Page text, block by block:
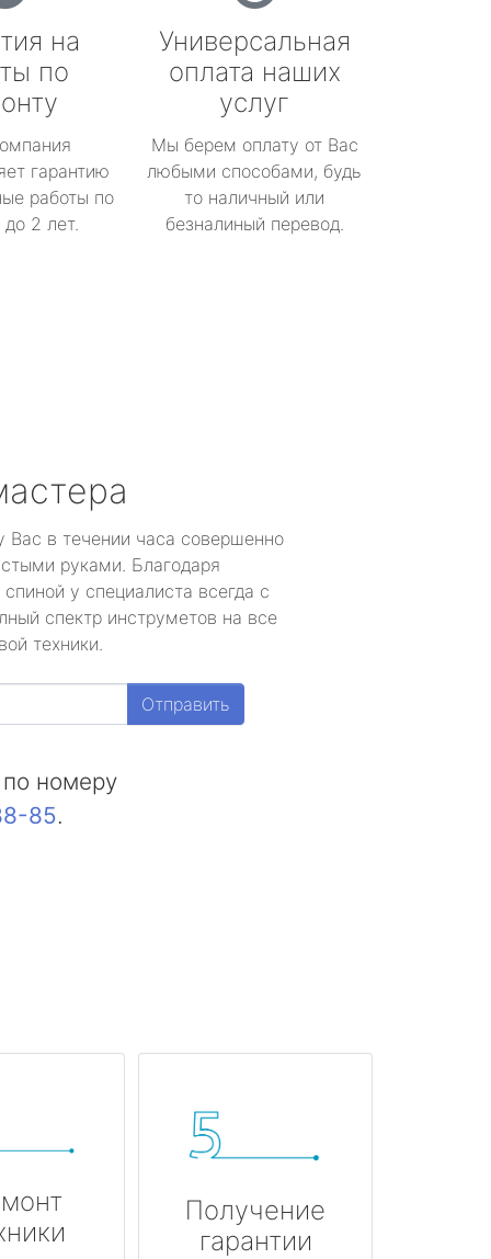
на
по
гарантию
работы по
2 лет.
Универсальная
оплата наших
услуг
Мы берем оплату от Вас
любыми способами, будь
то наличный или
безналиный перевод.
Вас в течении часа совершенно
руками. Благодаря
у специалиста всегда с
спектр инструметов на все
техники.
Отправить
номеру
85.
Получение
гарантии